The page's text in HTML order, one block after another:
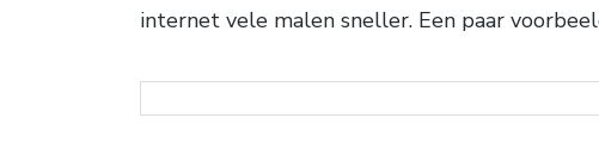
internet vele malen sneller. Een paar